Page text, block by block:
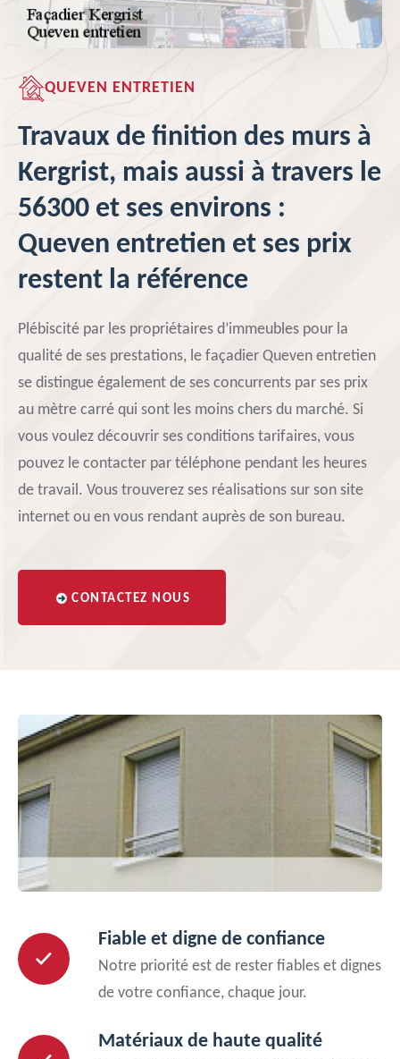
QUEVEN ENTRETIEN
Travaux de finition des murs à
Kergrist, mais aussi à travers le
56300 et ses environs :
Queven entretien et ses prix
restent la référence
Plébiscité par les propriétaires d’immeubles pour la
qualité de ses prestations, le façadier Queven entretien
se distingue également de ses concurrents par ses prix
au mètre carré qui sont les moins chers du marché. Si
vous voulez découvrir ses conditions tarifaires, vous
pouvez le contacter par téléphone pendant les heures
de travail. Vous trouverez ses réalisations sur son site
internet ou en vous rendant auprès de son bureau.
CONTACTEZ NOUS
Fiable et digne de confiance
Notre priorité est de rester fiables et dignes
de votre confiance, chaque jour.
Matériaux de haute qualité